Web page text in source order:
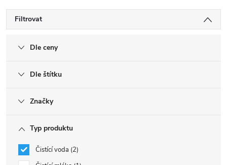
Filtrovat
Dle ceny
Dle štítku
Značky
Typ produktu
Čistící voda 2